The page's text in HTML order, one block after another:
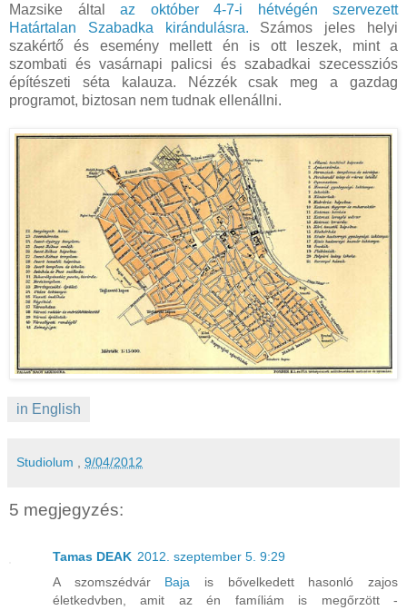
Mazsike által az október 4-7-i hétvégén szervezett
Határtalan Szabadka kirándulásra. Számos jeles helyi
szakértő és esemény mellett én is ott leszek, mint a
szombati és vasárnapi palicsi és szabadkai szecessziós
építészeti séta kalauza. Nézzék csak meg a gazdag
programot, biztosan nem tudnak ellenállni.
in English
Studiolum 9/04/2012
5 megjegyzés:
Tamas DEAK 2012. szeptember 5. 9:29
A szomszédvár Baja is bővelkedett hasonló zajos
életkedvben, amit az én famíliám is megőrzött -